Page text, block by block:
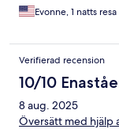
Evonne, 1 natts resa
Verifierad recension
10/10
8 aug. 2025
Översätt med hjälp